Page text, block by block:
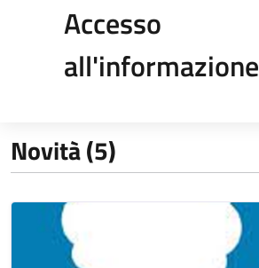
Accesso
all'informazione
Novità (5)